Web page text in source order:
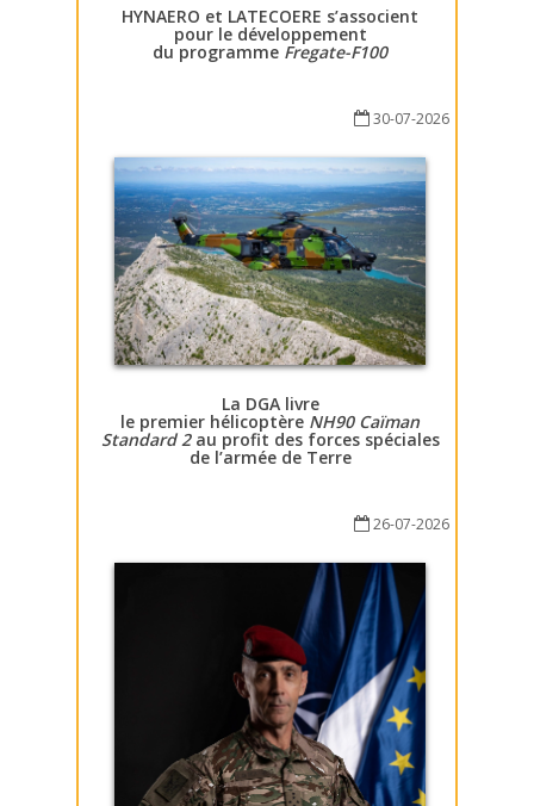
HYNAERO et LATECOERE s’associent
pour le développement
du programme Fregate-F100
30-07-2026
La DGA livre
le premier hélicoptère NH90 Caïman
Standard 2au profit des forces spéciales
de l’armée de Terre
26-07-2026